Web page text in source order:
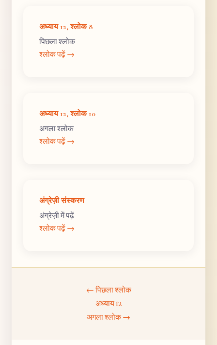
अध्याय 12, श्लोक 8
पिछला श्लोक
श्लोक पढ़ें →
अध्याय 12, श्लोक 10
अगला श्लोक
श्लोक पढ़ें →
अंग्रेज़ी संस्करण
अंग्रेज़ी में पढ़ें
श्लोक पढ़ें →
← पिछला श्लोक
अध्याय 12
अगला श्लोक →